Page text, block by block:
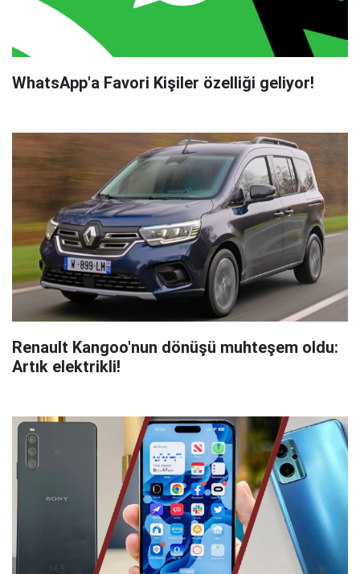
WhatsApp'a Favori Kişiler özelliği geliyor!
Renault Kangoo'nun dönüşü muhteşem oldu:
Artık elektrikli!